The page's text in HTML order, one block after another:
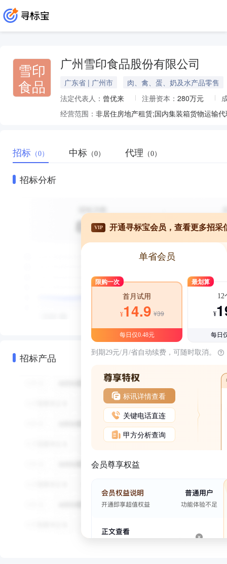
雪印
食品
广州雪印食品股份有限公司
广东省 | 广州市
肉、禽、蛋、奶及水产品零售
法定代表人： 曾优来 注册资本： 280万元
经营范围：
招标 （0） 中标 （0） 代理 （0）
招标分析
招标产品
VIP 开通寻标宝会员，查看更多招采
单省会员
限购一次
首月试用
¥14.9 ¥39
每日仅0.48元
最划算
12
¥
每日
到期29元/月/省自动续费，可随时取消。
标讯详情查看
关键电话直连
甲方分析查询
会员尊享权益